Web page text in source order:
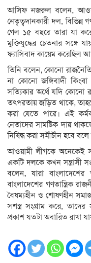
আসিফ নজরুল বলেন,
নেতৃত্বদানকারী দল, বিভিন্ন
গেল ১৫ বছরে তারা যা
মুক্তিযুদ্ধের চেতনার সঙ্গে
ফ্যাসিবাদ কায়েম করেছিল
তিনি বলেন, কোনো
না কোনো জঙ্গিবাদী কিংবা
সত্যিকার অর্থে যদি কোনো
তৎপরতায় জড়িত থাকে,
করা যেতে পারে। এই
নেতাদের সামষ্টিক দায়
নিষিদ্ধ করা সমীচীন হবে
আওয়ামী লীগকে অনেকেই
একটি দলকে কখন সন্ত্রাসী
বলেন, যারা বাংলাদেশের
বাংলাদেশের গণতান্ত্রিক
বৈষম্যহীন ও শোষণহীন
সশস্ত্র সংগ্রাম করে,
প্রকাশ যতটা অবারিত রাখা